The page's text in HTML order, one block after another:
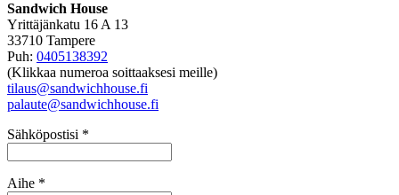
Sandwich House
Yrittäjänkatu 16 A 13
33710 Tampere
Puh: 0405138392
(Klikkaa numeroa soittaaksesi meille)
tilaus@sandwichhouse.fi
palaute@sandwichhouse.fi
Sähköpostisi *
Aihe *